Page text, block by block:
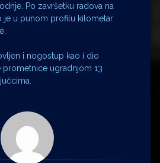
Po završetku radova na
je u punom profilu kilometar
i nogostup kao i dio
ugradnjom 13